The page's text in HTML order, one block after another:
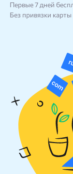
Первые 7 дней
Без привязки